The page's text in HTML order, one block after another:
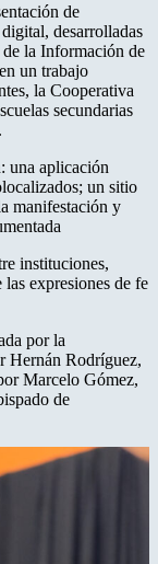
de
desarrolladas
de la Información de
un trabajo
la Cooperativa
secundarias
una aplicación
un sitio
manifestación y
instituciones,
expresiones de fe
por la
Hernán Rodríguez,
Marcelo Gómez,
de